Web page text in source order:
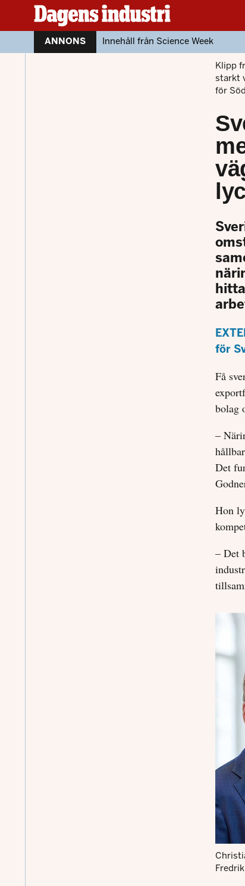
ANNONS Innehåll från Science Week
Klipp
starkt
för
för
Få
bolag
–
Det
Hon
– Det